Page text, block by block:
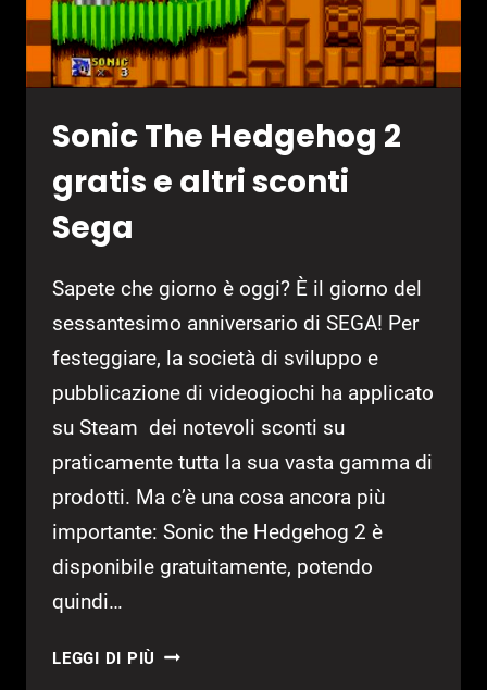
Sonic The Hedgehog 2
gratis e altri sconti
Sega
Sapete che giorno è oggi? È il giorno del
sessantesimo anniversario di SEGA! Per
festeggiare, la società di sviluppo e
pubblicazione di videogiochi ha applicato
su Steam dei notevoli sconti su
praticamente tutta la sua vasta gamma di
prodotti. Ma c’è una cosa ancora più
importante: Sonic the Hedgehog 2 è
disponibile gratuitamente, potendo
quindi…
LEGGI DI PIÙ SONIC